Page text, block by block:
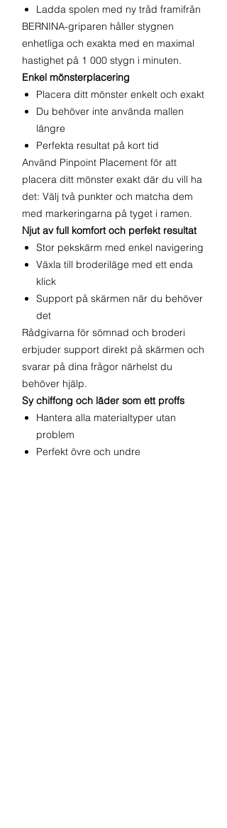
Ladda spolen med ny tråd framifrån
BERNINA-griparen håller stygnen
enhetliga och exakta med en maximal
hastighet på 1 000 stygn i minuten.
Enkel mönsterplacering
Placera ditt mönster enkelt och exakt
Du behöver inte använda mallen
längre
Perfekta resultat på kort tid
Använd Pinpoint Placement för att
placera ditt mönster exakt där du vill ha
det: Välj två punkter och matcha dem
med markeringarna på tyget i ramen.
Njut av full komfort och perfekt resultat
Stor pekskärm med enkel navigering
Växla till broderiläge med ett enda
klick
Support på skärmen när du behöver
det
Rådgivarna för sömnad och broderi
erbjuder support direkt på skärmen och
svarar på dina frågor närhelst du
behöver hjälp.
Sy chiffong och läder som ett proffs
Hantera alla materialtyper utan
problem
Perfekt övre och undre